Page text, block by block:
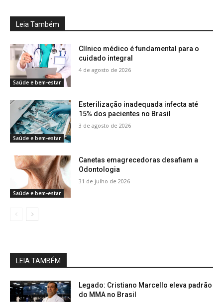
Leia Também
Saúde e bem-estar
Clínico médico é fundamental para o
cuidado integral
4 de agosto de 2026
Saúde e bem-estar
Esterilização inadequada infecta até
15% dos pacientes no Brasil
3 de agosto de 2026
Saúde e bem-estar
Canetas emagrecedoras desafiam a
Odontologia
31 de julho de 2026
LEIA TAMBÉM
Legado: Cristiano Marcello eleva padrão
do MMA no Brasil